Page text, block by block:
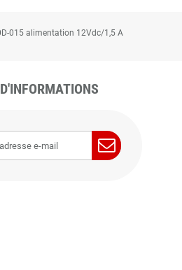
015 alimentation 12Vdc/1,5 A